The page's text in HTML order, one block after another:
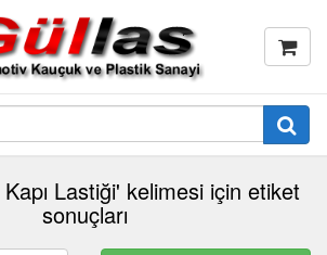
Lastiği' kelimesi için etiket
sonuçları